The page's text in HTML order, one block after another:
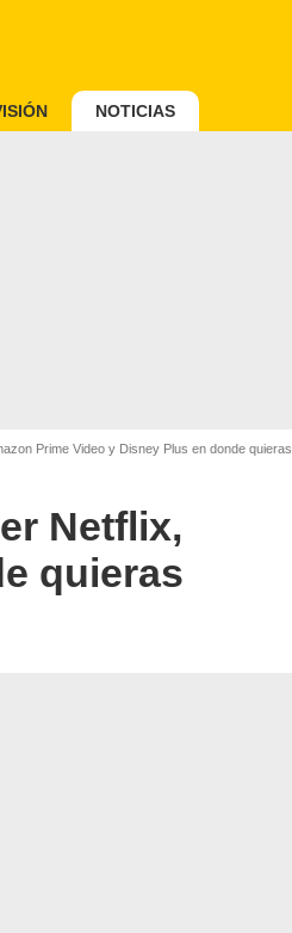
NOTICIAS
Prime Video y Disney Plus en donde quieras
Netflix,
quieras